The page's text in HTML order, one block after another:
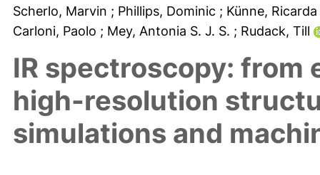
Scherlo, Marvin ; Phillips, Dominic ; Künne, Ricarda
Carloni, Paolo ; Mey, Antonia S. J. S. ; Rudack, Till
IR spectroscopy:
high-resolution
simulations and